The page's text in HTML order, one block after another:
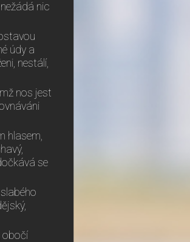
nic
údy a
nestálí,
nos jest
hlasem,
se
obočí